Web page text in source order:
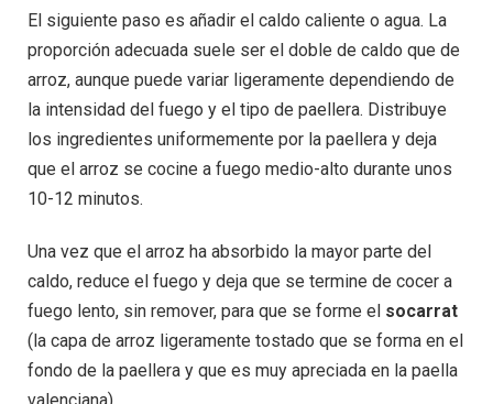
El siguiente paso es añadir el caldo caliente o agua. La
proporción adecuada suele ser el doble de caldo que de
arroz, aunque puede variar ligeramente dependiendo de
la intensidad del fuego y el tipo de paellera. Distribuye
los ingredientes uniformemente por la paellera y deja
que el arroz se cocine a fuego medio-alto durante unos
10-12 minutos.
Una vez que el arroz ha absorbido la mayor parte del
caldo, reduce el fuego y deja que se termine de cocer a
fuego lento, sin remover, para que se forme el socarrat
(la capa de arroz ligeramente tostado que se forma en el
fondo de la paellera y que es muy apreciada en la paella